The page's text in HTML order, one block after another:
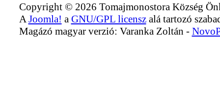
Copyright © 2026 Tomajmonostora Község
A Joomla! a GNU/GPL licenszalá tartozó
Magázó magyar verzió: Varanka Zoltán -